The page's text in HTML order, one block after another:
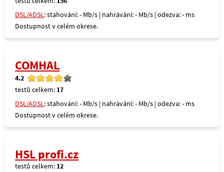
DSL/ADSL: stahování: - Mb/s | nahrávání: - Mb/s | odezva: - ms
Dostupnost v celém okrese.
COMHAL
4.2
testů celkem: 17
DSL/ADSL: stahování: - Mb/s | nahrávání: - Mb/s | odezva: - ms
Dostupnost v celém okrese.
HSL profi.cz
testů celkem: 12